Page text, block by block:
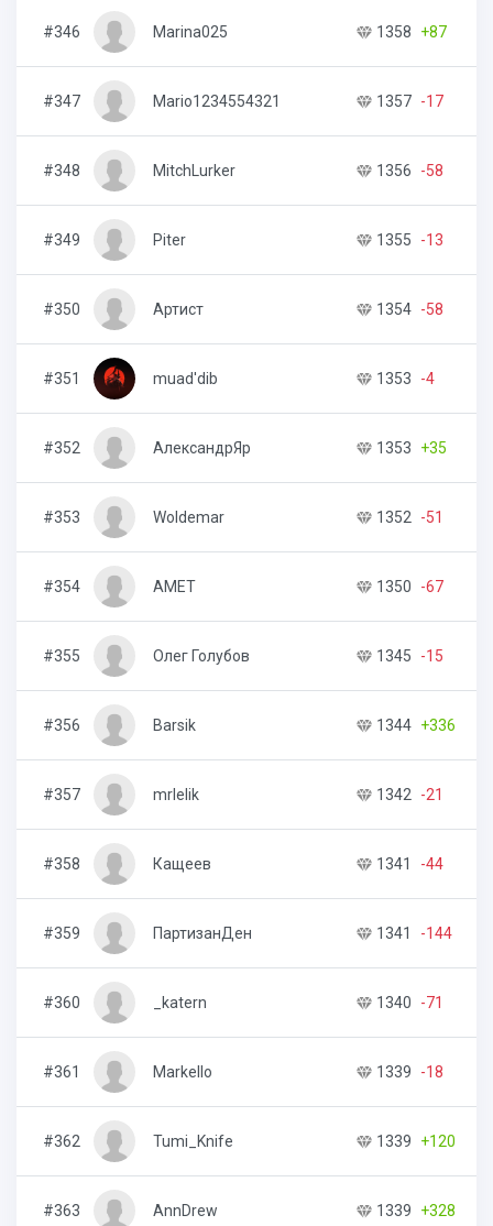
#346 Marina025 1358 +87
#347 Mario1234554321 1357 -17
#348 MitchLurker 1356 -58
#349 Piter 1355 -13
#350 Артист 1354 -58
#351 muad'dib 1353 -4
#352 АлександрЯр 1353 +35
#353 Woldemar 1352 -51
#354 AMET 1350 -67
#355 Олег Голубов 1345 -15
#356 Barsik 1344 +336
#357 mrlelik 1342 -21
#358 Кащеев 1341 -44
#359 ПартизанДен 1341 -144
#360 _katern 1340 -71
#361 Markello 1339 -18
#362 Tumi_Knife 1339 +120
#363 AnnDrew 1339 +328